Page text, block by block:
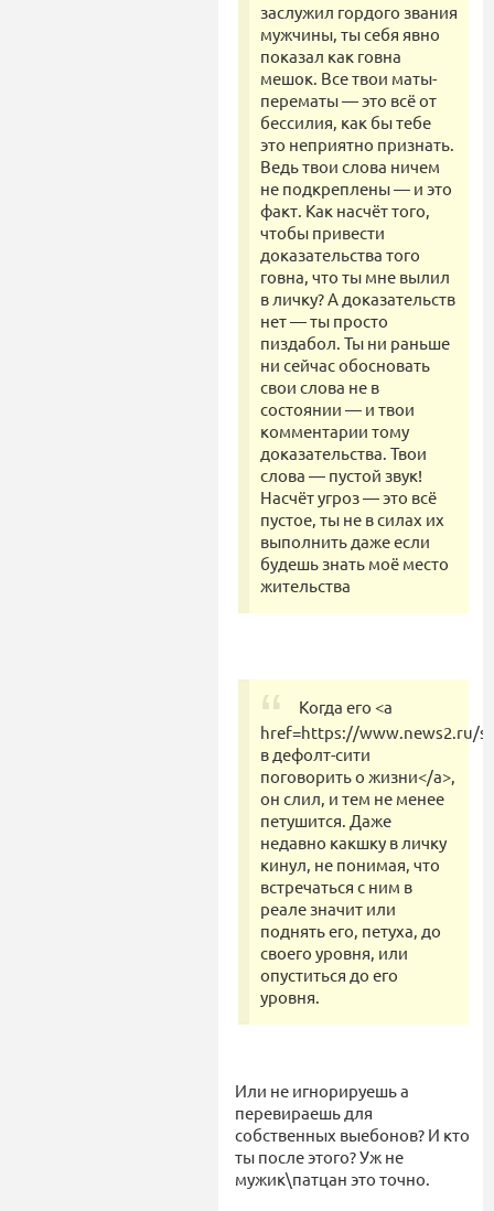
заслужил гордого звания
мужчины, ты себя явно
показал как говна
мешок. Все твои маты-
перематы — это всё от
бессилия, как бы тебе
это неприятно признать.
Ведь твои слова ничем
не подкреплены — и это
факт. Как насчёт того,
чтобы привести
доказательства того
говна, что ты мне вылил
в личку? А доказательств
нет — ты просто
пиздабол. Ты ни раньше
ни сейчас обосновать
свои слова не в
состоянии — и твои
комментарии тому
доказательства. Твои
слова — пустой звук!
Насчёт угроз — это всё
пустое, ты не в силах их
выполнить даже если
будешь знать моё место
жительства
Когда его <a
href=https://www.news2.ru/
в дефолт-сити
поговорить о жизни</a>,
он слил, и тем не менее
петушится. Даже
недавно какшку в личку
кинул, не понимая, что
встречаться с ним в
реале значит или
поднять его, петуха, до
своего уровня, или
опуститься до его
уровня.
Или не игнорируешь а
перевираешь для
собственных выебонов? И кто
ты после этого? Уж не
мужик\патцан это точно.